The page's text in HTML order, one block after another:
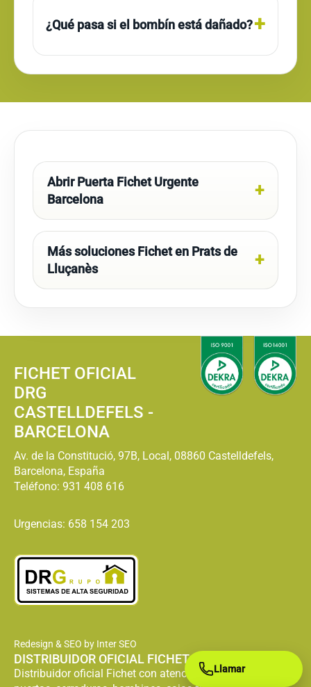
¿Qué pasa si el bombín está dañado?
Abrir Puerta Fichet Urgente
Barcelona
Más soluciones Fichet en Prats de
Lluçanès
FICHET OFICIAL
DRG
CASTELLDEFELS -
BARCELONA
Av. de la Constitució, 97B, Local, 08860 Castelldefels,
Barcelona, España
Teléfono: 931 408 616
Urgencias: 658 154 203
Redesign & SEO by Inter SEO
DISTRIBUIDOR OFICIAL FICHET
Distribuidor oficial Fichet con atención especializada en
Llamar